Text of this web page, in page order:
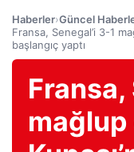
Haberler›Güncel
Fransa, Senegal’i 3-1
başlangıç yaptı
Fransa,
mağlup